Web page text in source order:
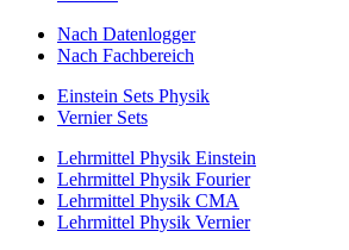
Nach Datenlogger
Nach Fachbereich
Einstein Sets Physik
Vernier Sets
Lehrmittel Physik Einstein
Lehrmittel Physik Fourier
Lehrmittel Physik CMA
Lehrmittel Physik Vernier